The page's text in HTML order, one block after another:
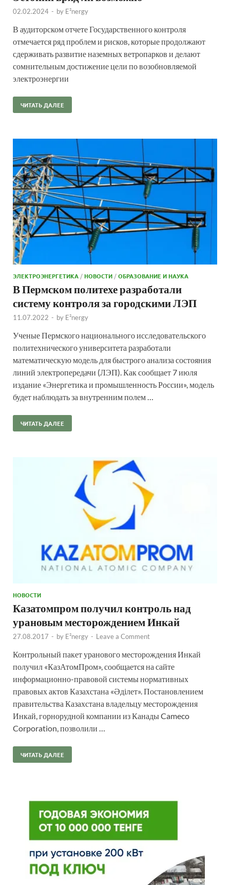
02.02.2024 - by E²nergy
В аудиторском отчете Государственного контроля
отмечается ряд проблем и рисков, которые продолжают
сдерживать развитие наземных ветропарков и делают
сомнительным достижение цели по возобновляемой
электроэнергии
ЧИТАТЬ ДАЛЕЕ
ЭЛЕКТРОЭНЕРГЕТИКА/НОВОСТИ/ОБРАЗОВАНИЕ И НАУКА
В Пермском политехе разработали
систему контроля за городскими ЛЭП
11.07.2022 - by E²nergy
Ученые Пермского национального исследовательского
политехнического университета разработали
математическую модель для быстрого анализа состояния
линий электропередачи (ЛЭП). Как сообщает 7 июля
издание «Энергетика и промышленность России», модель
будет наблюдать за внутренним полем …
ЧИТАТЬ ДАЛЕЕ
НОВОСТИ
Казатомпром получил контроль над
урановым месторождением Инкай
27.08.2017 - by E²nergy - Leave a Comment
Контрольный пакет уранового месторождения Инкай
получил «КазАтомПром», сообщается на сайте
информационно-правовой системы нормативных
правовых актов Казахстана «Әділет». Постановлением
правительства Казахстана владельцу месторождения
Инкай, горнорудной компании из Канады Cameco
Corporation, позволили …
ЧИТАТЬ ДАЛЕЕ